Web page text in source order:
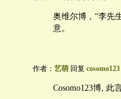
奥维尔博，“李先
意。
作者： 艺萌 回复 cosomo123
Cosomo123博, 此